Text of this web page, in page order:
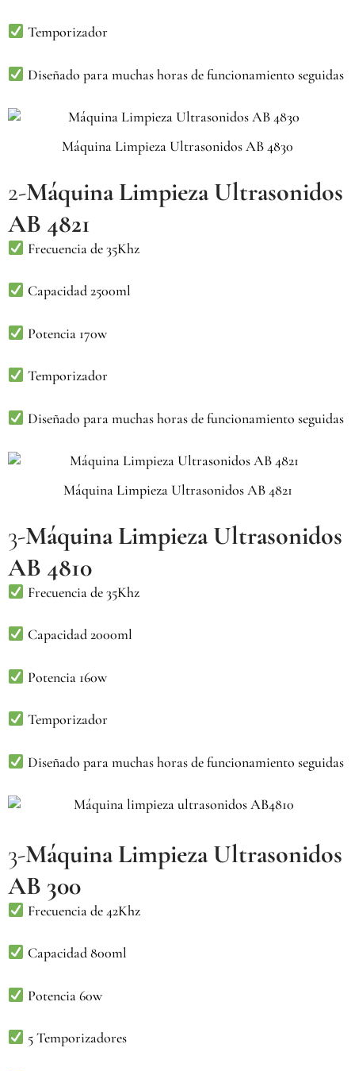
Temporizador
Diseñado para muchas horas de funcionamiento seguidas
Máquina Limpieza Ultrasonidos AB 4830
2-Máquina Limpieza Ultrasonidos
AB 4821
Frecuencia de 35Khz
Capacidad 2500ml
Potencia 170w
Temporizador
Diseñado para muchas horas de funcionamiento seguidas
Máquina Limpieza Ultrasonidos AB 4821
3-Máquina Limpieza Ultrasonidos
AB 4810
Frecuencia de 35Khz
Capacidad 2000ml
Potencia 160w
Temporizador
Diseñado para muchas horas de funcionamiento seguidas
3-Máquina Limpieza Ultrasonidos
AB 300
Frecuencia de 42Khz
Capacidad 800ml
Potencia 60w
5 Temporizadores